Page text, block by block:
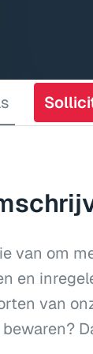
van om
en
van